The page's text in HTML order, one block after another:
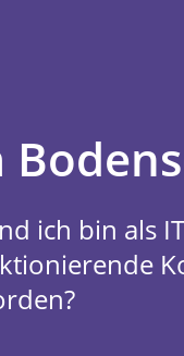
ich bin als